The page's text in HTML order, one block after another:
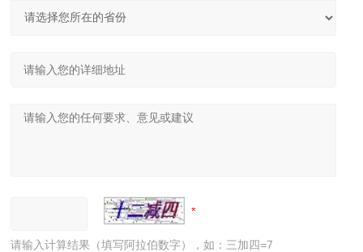
请输入计算结果（填写阿拉伯数字），如：三加四=7